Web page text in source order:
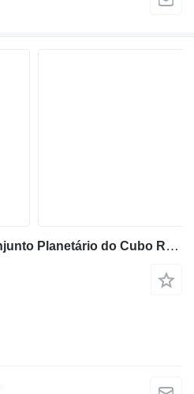
Редуктор Volvo A25 Conjunto Planetário do Cubo Redução do Eixo 11034246 за зглобен дампер Volvo A25 / A30 / A 35